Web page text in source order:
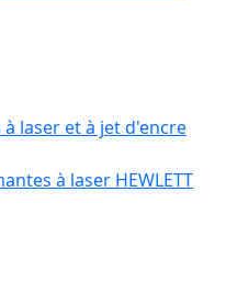
laser et à jet d'encre
à laser HEWLETT